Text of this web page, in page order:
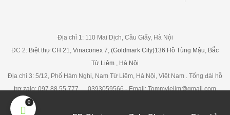
Địa chỉ 1: 110 Mai Dịch, Cầu Giấy, Hà Nội
ĐC 2: Biệt thự CH 21, Vinaconex 7, (Goldmark City)136 Hồ Tùng Mậu, Bắc
Từ Liêm , Hà Nội
Địa chỉ 3: 5/12, Phố Hàm Nghi, Nam Từ Liêm, Hà Nội, Việt Nam . Tổng đài hỗ
trợ,zalo: 097 88 55 777 , 0393059566 - Email: Tommyleiim@gmail.com
0